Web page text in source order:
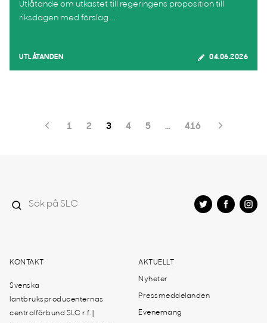
Utlåtande om utkastet till regeringens proposition till
riksdagen med förslag ...
UTLÅTANDEN 04.06.2026
1 2 3 4 5 … 416
KONTAKT
Svenska
lantbruksproducenternas
centralförbund SLC r.f. |
AKTUELLT
Nyheter
Pressmeddelanden
Evenemang